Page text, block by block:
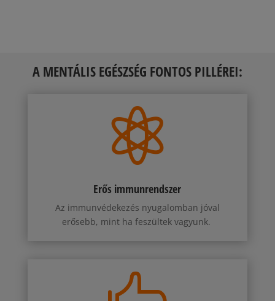
A MENTÁLIS EGÉSZSÉG FONTOS PILLÉREI:

Erős immunrendszer
Az immunvédekezés nyugalomban jóval
erősebb, mint ha feszültek vagyunk.